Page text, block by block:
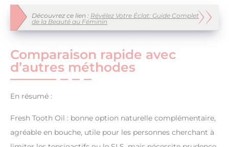
Découvrez ce lien : Révélez Votre Éclat: Guide Complet
de la Beauté au Féminin
Comparaison rapide avec
d’autres méthodes
En résumé :
Fresh Tooth Oil : bonne option naturelle complémentaire,
agréable en bouche, utile pour les personnes cherchant à